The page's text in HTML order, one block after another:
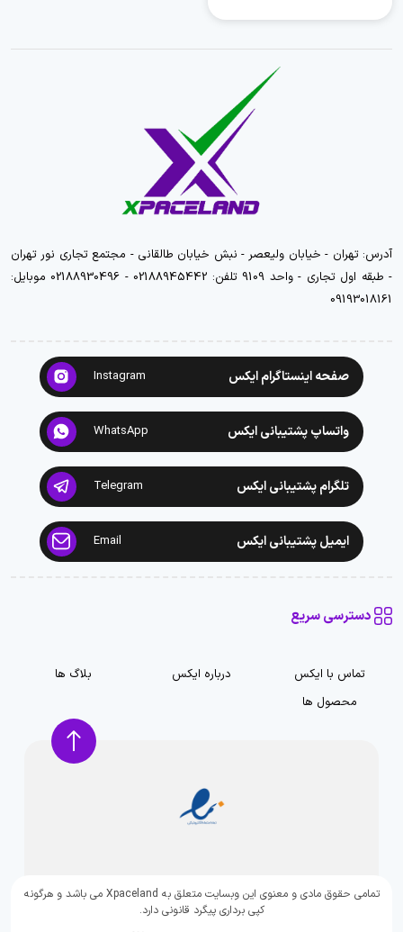
آدرس: تهران - خیابان ولیعصر - نبش خیابان طالقانی - مجتمع تجاری نور تهران
- طبقه اول تجاری - واحد 9109 تلفن: 02188945442 - 02188930496 موبایل:
09193018161
صفحه اینستاگرام ایکس Instagram
واتساپ پشتیبانی ایکس WhatsApp
تلگرام پشتیبانی ایکس Telegram
ایمیل پشتیبانی ایکس Email
دسترسی سریع
تماس با ایکس درباره ایکس
بلاگ ها
محصول ها
تمامی حقوق مادی و معنوی این وبسایت متعلق به Xpaceland می باشد و هرگونه
کپی برداری پیگرد قانونی دارد.